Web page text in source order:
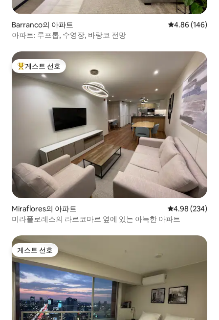
Barranco의 아파트 평점 4.86점(5
4.86 (146)
아파트: 루프톱, 수영장, 바랑코 전망
상위 게스트 선호
게스트 선호
Miraflores의 아파트 평점 4.98점(5
4.98 (234)
미라플로레스의 라르코마르 옆에 있는 아늑한 아파트
게스트 선호
게스트 선호